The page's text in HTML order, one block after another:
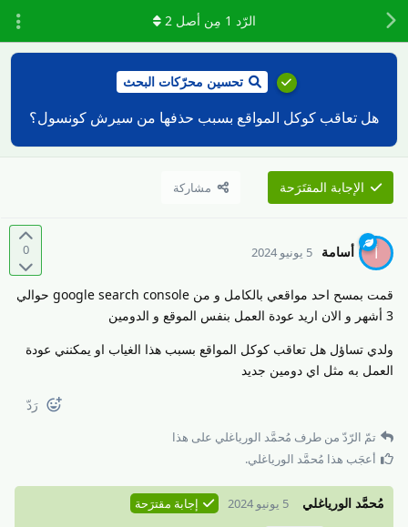
تحسين محرّكات البحث
هل تعاقب كوكل المواقع بسبب حذفها من سيرش كونسول؟
الإجابة المقتَرَحة مشاركة
الرّد 1 مِن أصل2
0 أ أسامة 5 يونيو 2024
قمت بمسح احد مواقعي بالكامل و من google search console حوالي
3 أشهر و الان اريد عودة العمل بنفس الموقع و الدومين
ولدي تساؤل هل تعاقب كوكل المواقع بسبب هذا الغياب او يمكنني عودة
العمل به مثل اي دومين جديد
رَدّ
تمّ الرّدّ من طرف مُحمَّد الورياغلي على هذا
أعجَب هذا مُحمَّد الورياغلي.
مُحمَّد الورياغلي 5 يونيو 2024 إجابة مقترَحة